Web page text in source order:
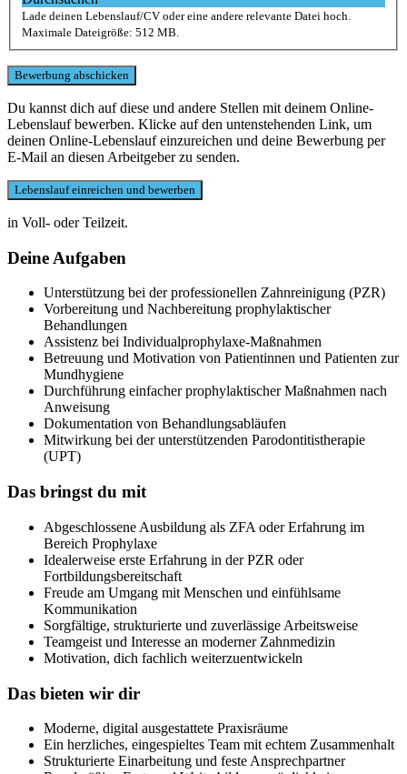
Lade deinen Lebenslauf/CV oder eine andere relevante Datei hoch.
Maximale Dateigröße: 512 MB.
Du kannst dich auf diese und andere Stellen mit deinem Online-
Lebenslauf bewerben. Klicke auf den untenstehenden Link, um
deinen Online-Lebenslauf einzureichen und deine Bewerbung per
E-Mail an diesen Arbeitgeber zu senden.
in Voll- oder Teilzeit.
Deine Aufgaben
Unterstützung bei der professionellen Zahnreinigung (PZR)
Vorbereitung und Nachbereitung prophylaktischer
Behandlungen
Assistenz bei Individualprophylaxe-Maßnahmen
Betreuung und Motivation von Patientinnen und Patienten zur
Mundhygiene
Durchführung einfacher prophylaktischer Maßnahmen nach
Anweisung
Dokumentation von Behandlungsabläufen
Mitwirkung bei der unterstützenden Parodontitistherapie
(UPT)
Das bringst du mit
Abgeschlossene Ausbildung als ZFA oder Erfahrung im
Bereich Prophylaxe
Idealerweise erste Erfahrung in der PZR oder
Fortbildungsbereitschaft
Freude am Umgang mit Menschen und einfühlsame
Kommunikation
Sorgfältige, strukturierte und zuverlässige Arbeitsweise
Teamgeist und Interesse an moderner Zahnmedizin
Motivation, dich fachlich weiterzuentwickeln
Das bieten wir dir
Moderne, digital ausgestattete Praxisräume
Ein herzliches, eingespieltes Team mit echtem Zusammenhalt
Strukturierte Einarbeitung und feste Ansprechpartner